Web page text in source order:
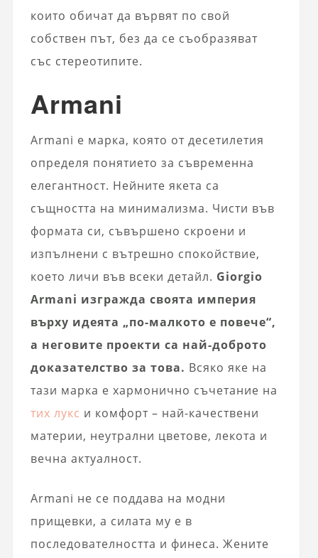
които обичат да вървят по свой
собствен път, без да се съобразяват
със стереотипите.
Armani
Armani е марка, която от десетилетия
определя понятието за съвременна
елегантност. Нейните якета са
същността на минимализма. Чисти във
формата си, съвършено скроени и
изпълнени с вътрешно спокойствие,
което личи във всеки детайл. Giorgio
Armani изгражда своята империя
върху идеята „по-малкото е повече“,
а неговите проекти са най-доброто
доказателство за това. Всяко яке на
тази марка е хармонично съчетание на
тих лукс и комфорт – най-качествени
материи, неутрални цветове, лекота и
вечна актуалност.
Armani не се поддава на модни
прищевки, а силата му е в
последователността и финеса. Жените